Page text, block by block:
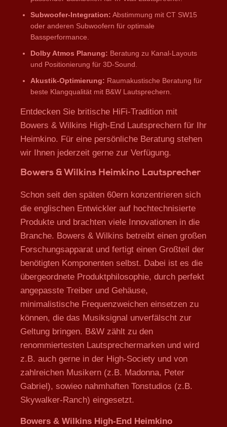
Subwoofer-Integration: Abstimmung mit CT SW15
oder anderen Subwoofern für optimale
Bassperformance.
Dolby Atmos Planung: Beratung zu Kanal-Layouts
und Positionierung für 3D-Sound.
Akustik-Optimierung: Raumakustische Beratung für
beste Klangqualität mit B&W Lautsprechern.
Entdecken Sie britische HiFi-Tradition mit
Bowers & Wilkins High-End Lautsprechern für Ihr
Heimkino. Für eine persönliche Beratung stehen
wir Ihnen jederzeit gerne zur Verfügung.
Bowers & Wilkins Heimkino Lautsprecher
Schon seit den späten 60ern konzentrieren sich
die englischen Entwickler auf hochtechnisierte
Produkte und brachten viele Innovationen in die
Branche. Bowers & Wilkins betreibt einen großen
Forschungsapparat und fertigt einen Großteil der
benötigten Komponenten selbst. Dabei ist es die
übergeordnete Produktphilosophie, durch perfekt
angepasste Treiber und Gehäuse,
minimalistische Frequenzweichen einsetzen zu
können, die das Musiksignal unverfälscht zur
Geltung bringen. B&W zählt zu den
renommiertesten Lautsprechermarken und wird
z.B. auch gerne in der High-Society und von
zahlreichen Musikern (z.B. Madonna, Peter
Gabriel), sowieo nahmhaften Tonstudios (z.B.
Skywalker-Ranch) eingesetzt.
Bowers & Wilkins High-End Heimkino